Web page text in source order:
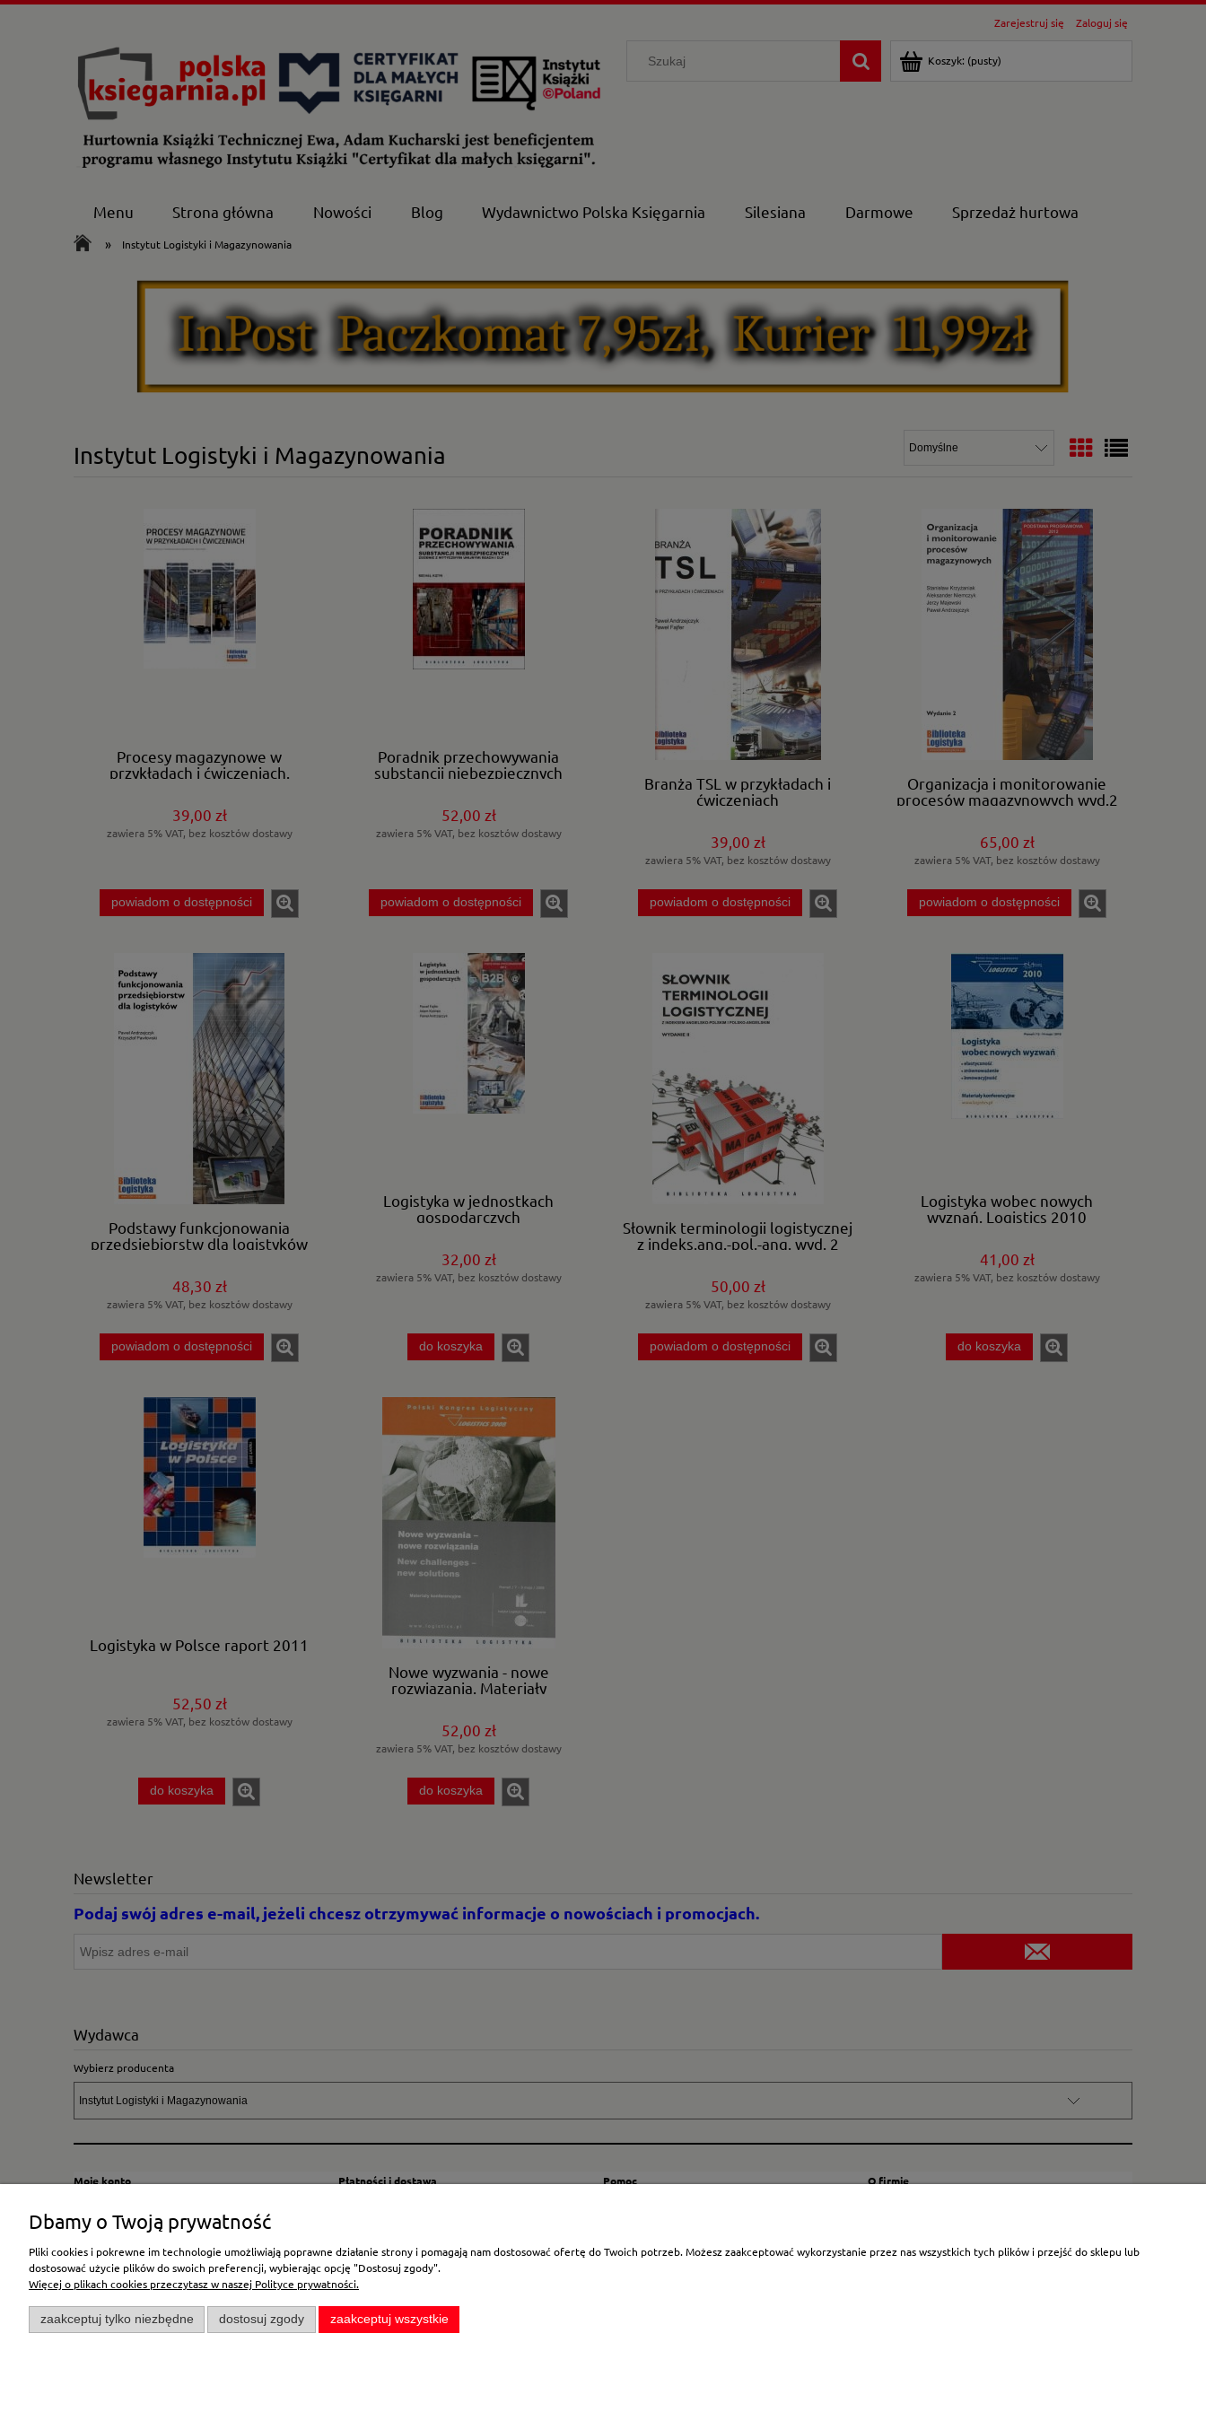
Zarejestruj się Zaloguj się
Koszyk: (pusty)
Menu Strona główna Nowości Blog Wydawnictwo Polska Księgarnia Silesiana Darmowe Sprzedaż hurtowa
» Instytut Logistyki i Magazynowania
Instytut Logistyki i Magazynowania
Procesy magazynowe w
przykładach i ćwiczeniach.
39,00 zł
zawiera 5% VAT, bez kosztów dostawy
powiadom o dostępności
Poradnik przechowywania
substancji niebezpiecznych
52,00 zł
zawiera 5% VAT, bez kosztów dostawy
powiadom o dostępności
Branża TSL w przykładach i
ćwiczeniach
39,00 zł
zawiera 5% VAT, bez kosztów dostawy
powiadom o dostępności
Organizacja i monitorowanie
procesów magazynowych wyd.2
65,00 zł
zawiera 5% VAT, bez kosztów dostawy
powiadom o dostępności
Podstawy funkcjonowania
przedsiębiorstw dla logistyków
48,30 zł
zawiera 5% VAT, bez kosztów dostawy
powiadom o dostępności
Logistyka w jednostkach
gospodarczych
32,00 zł
zawiera 5% VAT, bez kosztów dostawy
do koszyka
Słownik terminologii logistycznej
z indeks.ang.-pol.-ang. wyd. 2
50,00 zł
zawiera 5% VAT, bez kosztów dostawy
powiadom o dostępności
Logistyka wobec nowych
wyznań. Logistics 2010
41,00 zł
zawiera 5% VAT, bez kosztów dostawy
do koszyka
Logistyka w Polsce raport 2011
52,50 zł
zawiera 5% VAT, bez kosztów dostawy
do koszyka
Nowe wyzwania - nowe
rozwiązania. Materiały
52,00 zł
zawiera 5% VAT, bez kosztów dostawy
do koszyka
Newsletter
Podaj swój adres e-mail, jeżeli chcesz otrzymywać informacje o nowościach i promocjach.
Wydawca
Wybierz producenta
Moje konto
Twoje zamówienia
Ustawienia konta
Przechowalnia
Płatności i dostawa
Płatność
Pomoc
Polityka cookies
O firmie
Blog
Dbamy o Twoją prywatność
Pliki cookies i pokrewne im technologie umożliwiają poprawne działanie strony i pomagają nam dostosować ofertę do Twoich potrzeb. Możesz zaakceptować wykorzystanie przez nas wszystkich tych plików i przejść do sklepu lub
dostosować użycie plików do swoich preferencji, wybierając opcję "Dostosuj zgody".
Więcej o plikach cookies przeczytasz w naszej Polityce prywatności.
zaakceptuj tylko niezbędne dostosuj zgody zaakceptuj wszystkie